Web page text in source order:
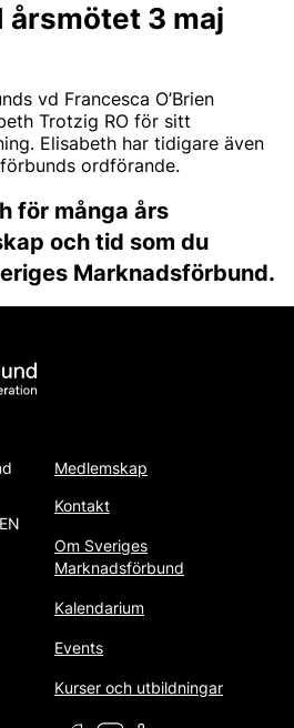
årsmötet 3 maj
vd Francesca O’Brien
Trotzig RO för sitt
Elisabeth har tidigare även
ordförande.
för många års
och tid som du
Marknadsförbund.
Medlemskap
Kontakt
Om Sveriges
Marknadsförbund
Kalendarium
Events
Kurser och utbildningar